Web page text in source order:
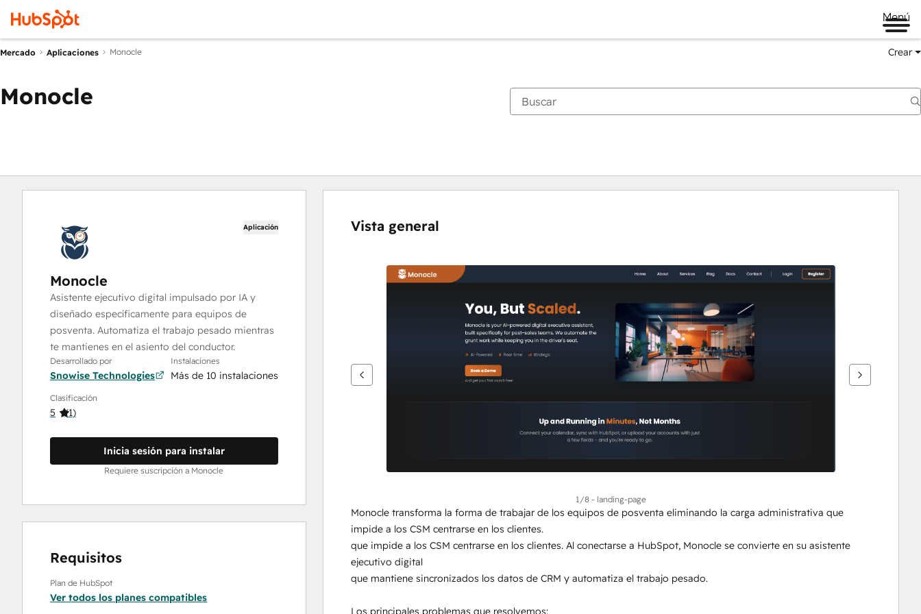
Menú
Mercado Aplicaciones Monocle Crear
Monocle
Aplicación
Monocle
Asistente ejecutivo digital impulsado por IA y
diseñado específicamente para equipos de
posventa. Automatiza el trabajo pesado mientras
te mantienes en el asiento del conductor.
Desarrollado por
Snowise Technologies
Instalaciones
Más de 10 instalaciones
Clasificación
5 (1)
Inicia sesión para instalar
Requiere suscripción a Monocle
Requisitos
Plan de HubSpot
Ver todos los planes compatibles
Vista general
otros
elementos
1/8 - landing-page
Monocle transforma la forma de trabajar de los equipos de posventa eliminando la carga administrativa que
impide a los CSM centrarse en los clientes.
que impide a los CSM centrarse en los clientes. Al conectarse a HubSpot, Monocle se convierte en su asistente
ejecutivo digital
que mantiene sincronizados los datos de CRM y automatiza el trabajo pesado.
Los principales problemas que resolvemos: